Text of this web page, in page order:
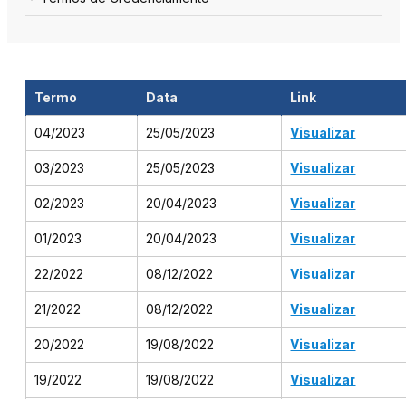
Termo Data Link
04/2023 25/05/2023 Visualizar
03/2023 25/05/2023 Visualizar
02/2023 20/04/2023 Visualizar
01/2023 20/04/2023 Visualizar
22/2022 08/12/2022 Visualizar
21/2022 08/12/2022 Visualizar
20/2022 19/08/2022 Visualizar
19/2022 19/08/2022 Visualizar